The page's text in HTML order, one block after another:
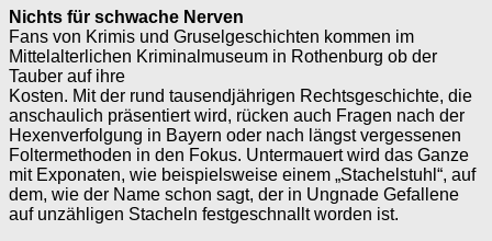
Nichts für schwache Nerven
Fans von Krimis und Gruselgeschichten kommen im
Mittelalterlichen Kriminal­­museum in Rothenburg ob der
Tauber auf ihre
Kosten. Mit der rund tausendjährigen Rechts­geschichte, die
anschaulich präsentiert wird, rücken auch Fragen nach der
Hexenverfolgung in Bayern oder nach längst vergessenen
Folter­methoden in den Fokus. Untermauert wird das Ganze
mit Exponaten, wie beispielsweise einem „Stachelstuhl“, auf
dem, wie der Name schon sagt, der in Ungnade Gefallene
auf unzähligen Stacheln festgeschnallt worden ist.